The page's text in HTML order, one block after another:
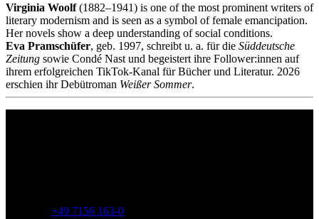
Virginia Woolf(1882–1941) is one of the most prominent writers of
literary modernism and is seen as a symbol of female emancipation.
Her novels show a deep understanding of social conditions.
Eva Pramschüfer, geb. 1997, schreibt u. a. für die Süddeutsche
Zeitung sowie Condé Nast und begeistert ihre Follower:innen auf
ihrem erfolgreichen TikTok-Kanal für Bücher und Literatur. 2026
erschien ihr Debütroman Weißer Sommer.
+49 7156 163-0